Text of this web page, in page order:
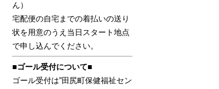
ん）
宅配便の自宅までの着払いの送り
状を用意のうえ当日スタート地点
で申し込んでください。
■ゴール受付について■
ゴール受付は”田尻町保健福祉セン